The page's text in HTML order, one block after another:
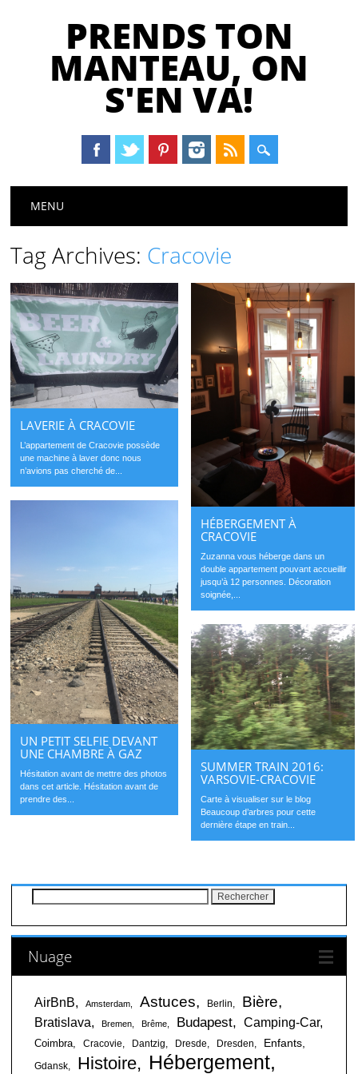
PRENDS TON
MANTEAU, ON
S'EN VA!
Main menu
MENU
Tag Archives: Cracovie
LAVERIE À CRACOVIE
L’appartement de Cracovie possède
une machine à laver donc nous
n’avions pas cherché de...
HÉBERGEMENT À
CRACOVIE
Zuzanna vous héberge dans un
double appartement pouvant accueillir
jusqu’à 12 personnes. Décoration
soignée,...
UN PETIT SELFIE DEVANT
UNE CHAMBRE À GAZ
Hésitation avant de mettre des photos
dans cet article. Hésitation avant de
prendre des...
SUMMER TRAIN 2016:
VARSOVIE-CRACOVIE
Carte à visualiser sur le blog
Beaucoup d’arbres pour cette
dernière étape en train...
Nuage
AirBnB Amsterdam Astuces Berlin Bière
Bratislava Bremen Brême Budapest Camping-Car
Coimbra Cracovie Dantzig Dresde Dresden Enfants
Gdansk Histoire Hébergement